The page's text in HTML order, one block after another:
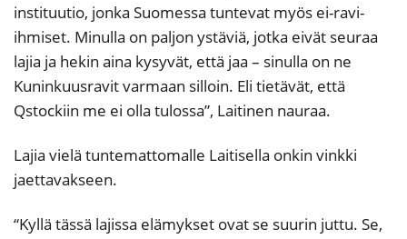
instituutio, jonka Suomessa tuntevat myös ei-ravi-
ihmiset. Minulla on paljon ystäviä, jotka eivät seuraa
lajia ja hekin aina kysyvät, että jaa – sinulla on ne
Kuninkuusravit varmaan silloin. Eli tietävät, että
Qstockiin me ei olla tulossa”, Laitinen nauraa.
Lajia vielä tuntemattomalle Laitisella onkin vinkki
jaettavakseen.
“Kyllä tässä lajissa elämykset ovat se suurin juttu. Se,